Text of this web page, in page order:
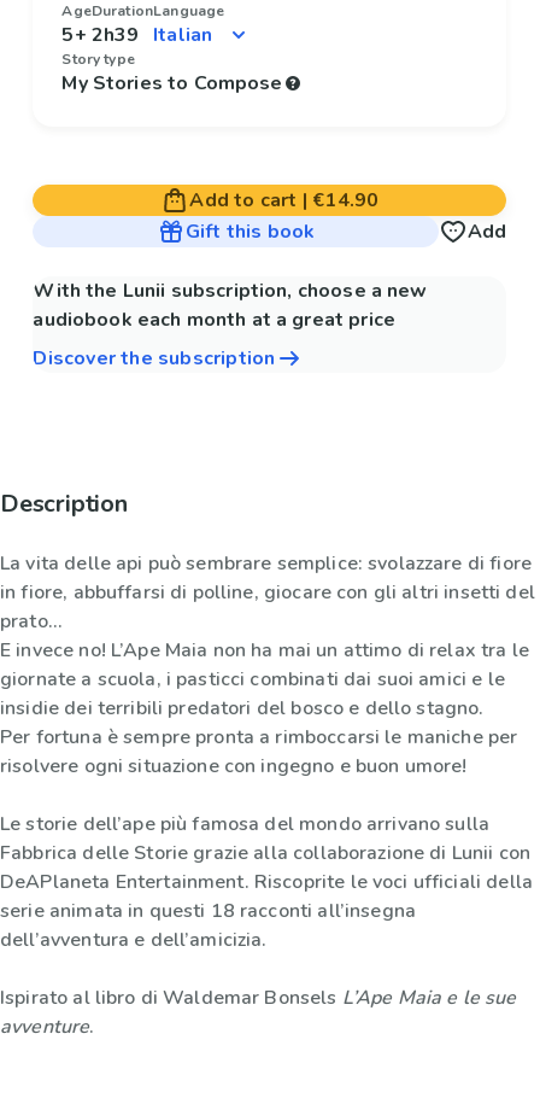
Age
5+
Duration
2h39
Language
Story type
My Stories to Compose
Add to cart | €14.90
Gift this book
Add
With the Lunii subscription, choose a new
audiobook each month at a great price
Discover the subscription
Description
La vita delle api può sembrare semplice: svolazzare di fiore
in fiore, abbuffarsi di polline, giocare con gli altri insetti del
prato...
E invece no! L’Ape Maia non ha mai un attimo di relax tra le
giornate a scuola, i pasticci combinati dai suoi amici e le
insidie dei terribili predatori del bosco e dello stagno.
Per fortuna è sempre pronta a rimboccarsi le maniche per
risolvere ogni situazione con ingegno e buon umore!
Le storie dell’ape più famosa del mondo arrivano sulla
Fabbrica delle Storie grazie alla collaborazione di Lunii con
DeAPlaneta Entertainment. Riscoprite le voci ufficiali della
serie animata in questi 18 racconti all’insegna
dell’avventura e dell’amicizia.
Ispirato al libro di Waldemar Bonsels L’Ape Maia e le sue
avventure.